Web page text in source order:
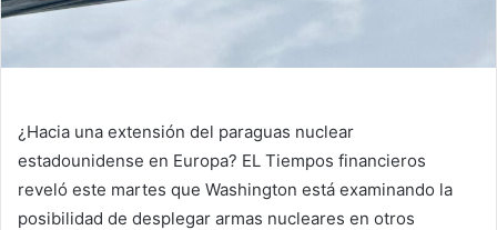
¿Hacia una extensión del paraguas nuclear
estadounidense en Europa? EL Tiempos financieros
reveló este martes que Washington está examinando la
posibilidad de desplegar armas nucleares en otros